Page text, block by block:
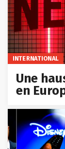
INTERNATIONAL
Une
en